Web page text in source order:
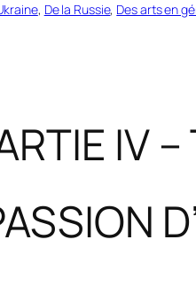
, De la Russie, Des arts en
IV